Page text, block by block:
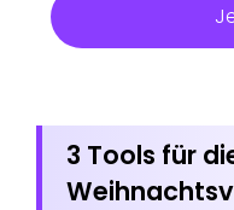
3 Tools für